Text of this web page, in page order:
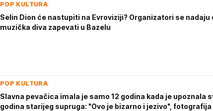
POP KULTURA
Selin Dion će nastupiti na Evroviziji? Organizatori se nadaju
muzička diva zapevati u Bazelu
POP KULTURA
Slavna pevačica imala je samo 12 godina kada je upoznala
godina starijeg supruga: "Ovo je bizarno i jezivo", fotografija